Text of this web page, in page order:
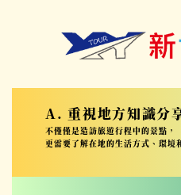
A. 重視地方知識分
不僅僅是造訪旅遊行程中的景點，
更需要了解在地的生活方式、環境